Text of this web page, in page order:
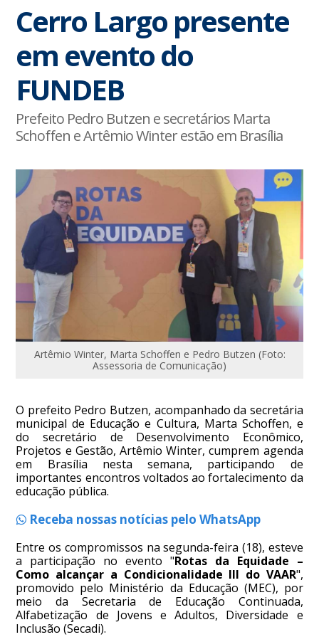
Cerro Largo presente
em evento do
FUNDEB
Prefeito Pedro Butzen e secretários Marta
Schoffen e Artêmio Winter estão em Brasília
Artêmio Winter, Marta Schoffen e Pedro Butzen (Foto:
Assessoria de Comunicação)
O prefeito Pedro Butzen, acompanhado da secretária
municipal de Educação e Cultura, Marta Schoffen, e
do secretário de Desenvolvimento Econômico,
Projetos e Gestão, Artêmio Winter, cumprem agenda
em Brasília nesta semana, participando de
importantes encontros voltados ao fortalecimento da
educação pública.
Receba nossas notícias pelo WhatsApp
Entre os compromissos na segunda-feira (18), esteve
a participação no evento "Rotas da Equidade –
Como alcançar a Condicionalidade III do VAAR",
promovido pelo Ministério da Educação (MEC), por
meio da Secretaria de Educação Continuada,
Alfabetização de Jovens e Adultos, Diversidade e
Inclusão (Secadi).